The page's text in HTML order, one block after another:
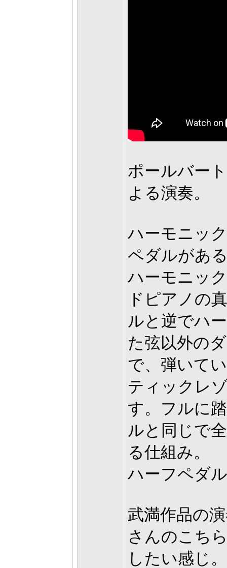
ポールバー
よる演奏。
ハーモニッ
ペダルがあ
ハーモニッ
ドピアノの
ルと逆でハ
た弦以外の
で、弾いて
ティックレ
す。フルに
ルと同じで
る仕組み。
ハーフペダ
武満作品の
さんのこち
したい感じ。